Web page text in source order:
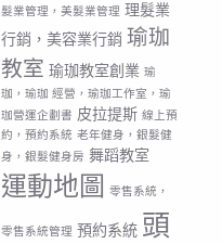
髮業管理，美髮業管理 理髮業
行銷，美容業行銷 瑜珈
教室 瑜珈教室創業 瑜
珈，瑜珈 經營，瑜珈工作室，瑜
珈營運企劃書 皮拉提斯 線上預
約，預約系統 老年健身，銀髮健
身，銀髮健身房 舞蹈教室
運動地圖 零售系統，
零售系統管理 預約系統 頭